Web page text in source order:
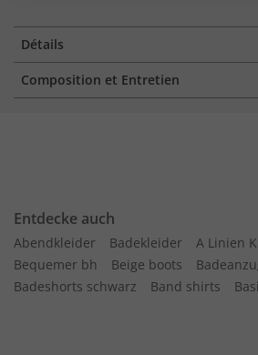
Détails
Composition et Entretien
Entdecke auch
Abendkleider Badekleider A Linien
Bequemer bh
Beige boots
Badeshorts schwarz
Band shirts